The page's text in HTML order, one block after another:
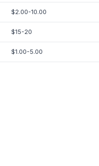
$2.00-10.00
$15-20
$1.00-5.00